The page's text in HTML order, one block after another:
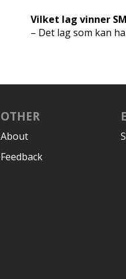
Vilket lag vinner
– Det lag som kan
OTHER
About
Feedback